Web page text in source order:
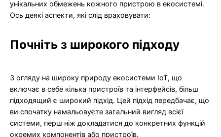
унікальних обмежень кожного пристрою в екосистемі.
Ось деякі аспекти, які слід враховувати:
Почніть з широкого підходу
З огляду на широку природу екосистеми IoT, що
включає в себе кілька пристроїв та інтерфейсів, більш
підходящий є широкий підхід. Цей підхід передбачає, що
ви спочатку намальовуєте загальний вигляд всієї
системи, перш ніж докладатися до конкретних функцій
окремих компонентів або пристроїв.